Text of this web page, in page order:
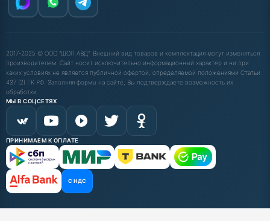
2017-2025 © ООО "ШОП АВД". Внешний вид товаров и комплектация могут изменяться
производителем. Сайт носит исключительно информационный характер и ни при
каких условиях не является публичной офертой, определяемой положениями Статьи
437 (2) ГК РФ. Заполняя формы на сайте, Вы подтверждаете возможность их
обработки.
МЫ В СОЦСЕТЯХ
ПРИНИМАЕМ К ОПЛАТЕ
С НДС